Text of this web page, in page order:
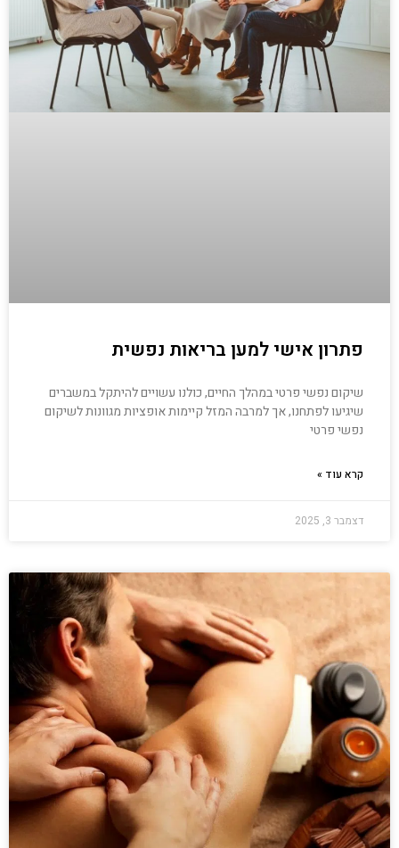
פתרון אישי למען בריאות נפשית
שיקום נפשי פרטי במהלך החיים, כולנו עשויים להיתקל במשברים
שיגיעו לפתחנו, אך למרבה המזל קיימות אופציות מגוונות לשיקום
נפשי פרטי
קרא עוד »
דצמבר 3, 2025